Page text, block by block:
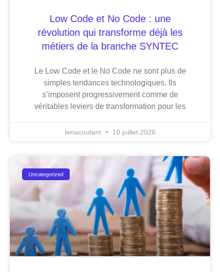
Low Code et No Code : une
révolution qui transforme déjà les
métiers de la branche SYNTEC
Le Low Code et le No Code ne sont plus de
simples tendances technologiques. Ils
s’imposent progressivement comme de
véritables leviers de transformation pour les
lenacoutant 10 juillet 2026
Uncategorized